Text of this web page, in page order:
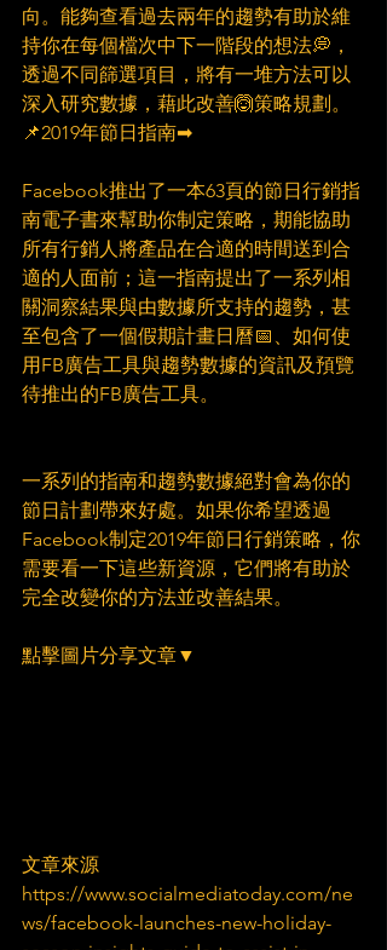
向。能夠查看過去兩年的趨勢有助於維
持你在每個檔次中下一階段的想法💭，
透過不同篩選項目，將有一堆方法可以
深入研究數據，藉此改善🙆‍策略規劃。
📌2019年節日指南➡
Facebook推出了一本63頁的節日行銷指
南電子書來幫助你制定策略，期能協助
所有行銷人將產品在合適的時間送到合
適的人面前；這一指南提出了一系列相
關洞察結果與由數據所支持的趨勢，甚
至包含了一個假期計畫日曆📅、如何使
用FB廣告工具與趨勢數據的資訊及預覽
待推出的FB廣告工具。
一系列的指南和趨勢數據絕對會為你的
節日計劃帶來好處。如果你希望透過
Facebook制定2019年節日行銷策略，你
需要看一下這些新資源，它們將有助於
完全改變你的方法並改善結果。
點擊圖片分享文章▼
文章來源
https://www.socialmediatoday.com/ne
ws/facebook-launches-new-holiday-